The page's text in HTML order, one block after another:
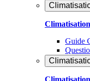
Guide